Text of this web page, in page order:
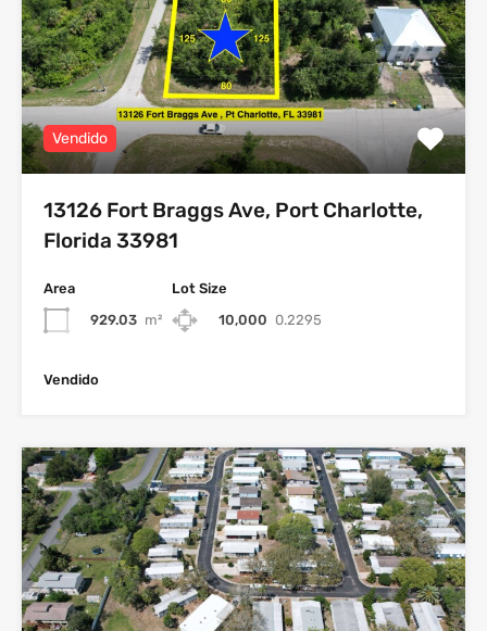
Vendido
13126 Fort Braggs Ave, Port Charlotte,
Florida 33981
Area
929.03 m²
Lot Size
10,000 0.2295
Vendido